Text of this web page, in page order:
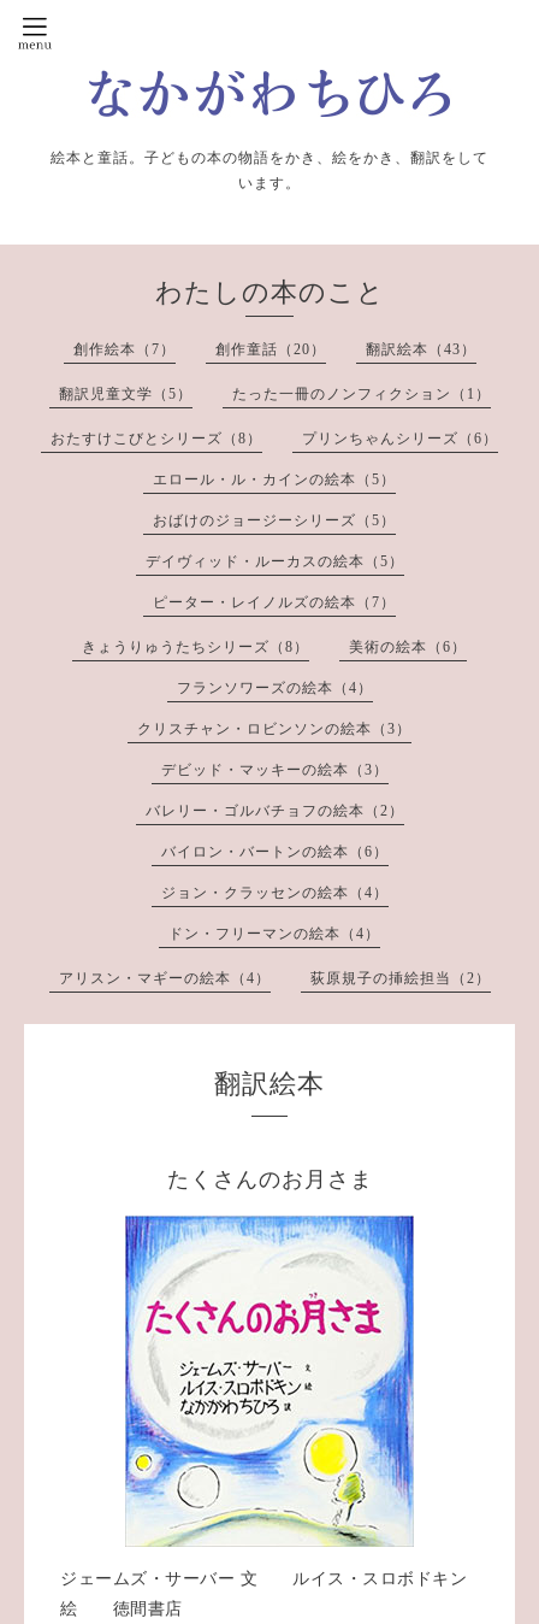
絵本と童話。子どもの本の物語をかき、絵をかき、翻訳をして
います。
わたしの本のこと
創作絵本（7） 創作童話（20） 翻訳絵本（43）
翻訳児童文学（5） たった一冊のノンフィクション（1）
おたすけこびとシリーズ（8） プリンちゃんシリーズ（6）
エロール・ル・カインの絵本（5）
おばけのジョージーシリーズ（5）
デイヴィッド・ルーカスの絵本（5）
ピーター・レイノルズの絵本（7）
きょうりゅうたちシリーズ（8） 美術の絵本（6）
フランソワーズの絵本（4）
クリスチャン・ロビンソンの絵本（3）
デビッド・マッキーの絵本（3）
バレリー・ゴルバチョフの絵本（2）
バイロン・バートンの絵本（6）
ジョン・クラッセンの絵本（4）
ドン・フリーマンの絵本（4）
アリスン・マギーの絵本（4） 荻原規子の挿絵担当（2）
翻訳絵本
たくさんのお月さま
ジェームズ・サーバー 文 ルイス・スロボドキン
絵 徳間書店